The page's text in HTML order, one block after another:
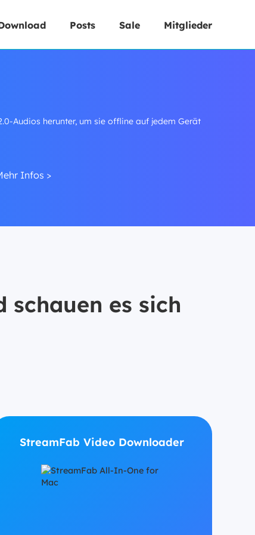
Posts Sale Mitglieder
Audios herunter, um sie offline auf jedem Gerät
Infos >
schauen es sich
StreamFab Video Downloader